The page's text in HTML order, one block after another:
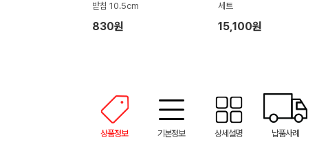
받침 10.5cm
830원
세트
15,100원
상품정보 기본정보 상세설명 납품사례